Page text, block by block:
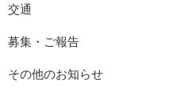
交通
募集・ご報告
その他のお知らせ